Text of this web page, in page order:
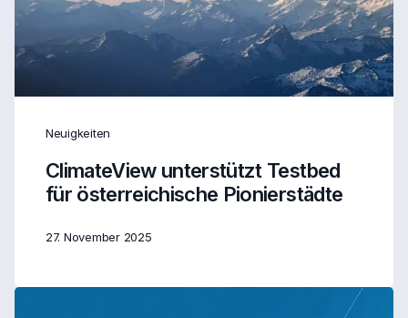
Neuigkeiten
ClimateView unterstützt Testbed
für österreichische Pionierstädte
27. November 2025